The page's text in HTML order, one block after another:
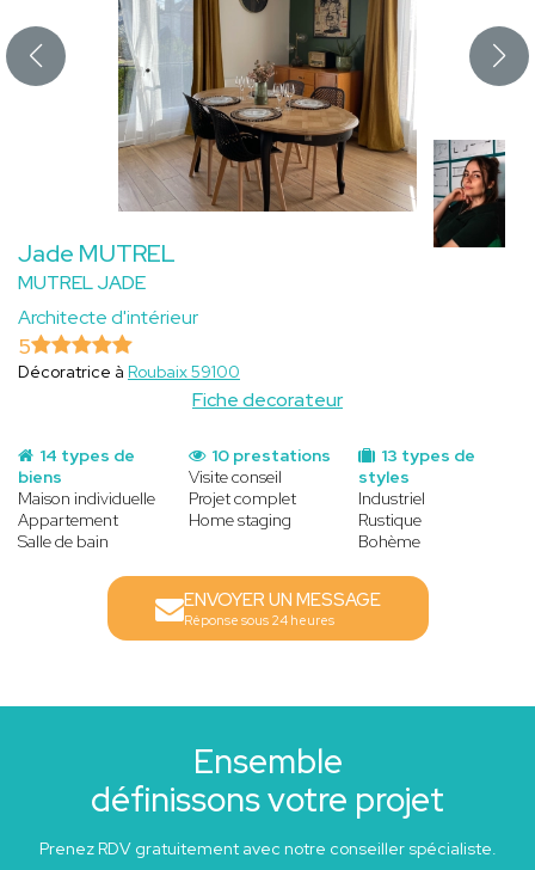
Jade MUTREL
MUTREL JADE
Architecte d'intérieur
Fiche decorateur
5
Décoratrice à Roubaix 59100
14 types de
biens
Maison individuelle
Appartement
Salle de bain
13 types de
styles
Industriel
Rustique
Bohème
10 prestations
Visite conseil
Projet complet
Home staging
ENVOYER UN MESSAGE
Réponse sous 24 heures
Ensemble
définissons votre projet
Prenez RDV gratuitement avec notre conseiller spécialiste.